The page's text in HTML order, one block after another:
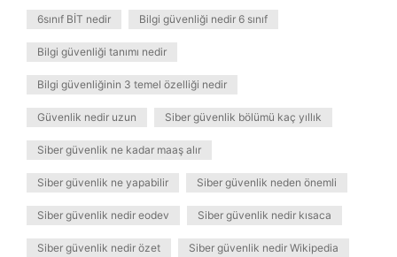
6sınıf BİT nedir Bilgi güvenliği nedir 6 sınıf
Bilgi güvenliği tanımı nedir
Bilgi güvenliğinin 3 temel özelliği nedir
Güvenlik nedir uzun Siber güvenlik bölümü kaç yıllık
Siber güvenlik ne kadar maaş alır
Siber güvenlik ne yapabilir Siber güvenlik neden önemli
Siber güvenlik nedir eodev Siber güvenlik nedir kısaca
Siber güvenlik nedir özet Siber güvenlik nedir Wikipedia